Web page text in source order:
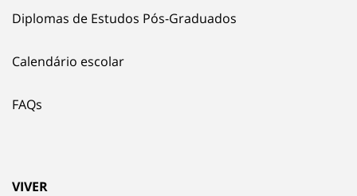
Diplomas de Estudos Pós-Graduados
Calendário escolar
FAQs
VIVER